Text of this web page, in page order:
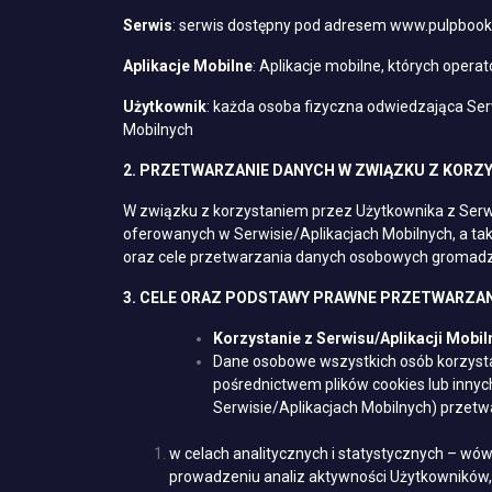
Serwis: serwis dostępny pod adresem
Aplikacje Mobilne: Aplikacje mobilne, których
Użytkownik: każda osoba fizyczna odwiedzająca
Mobilnych
2. PRZETWARZANIE DANYCH W ZWIĄZKU Z
W związku z korzystaniem przez Użytkownika z
oferowanych w Serwisie/Aplikacjach Mobilnych, a
oraz cele przetwarzania danych osobowych
3. CELE ORAZ PODSTAWY PRAWNE
Korzystanie z Serwisu/Aplikacji
Dane osobowe wszystkich osób
pośrednictwem plików cookies lub
Serwisie/Aplikacjach Mobilnych)
w celach analitycznych i statystycznych –
prowadzeniu analiz aktywności